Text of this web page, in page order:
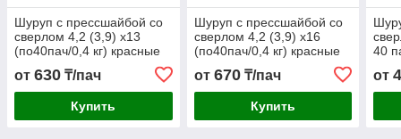
Шуруп с прессшайбой со
сверлом 4,2 (3,9) х13
(по40пач/0,4 кг) красные
от 630 ₸/пач
Купить
Шуруп с прессшайбой со
сверлом 4,2 (3,9) х16
(по40пач/0,4 кг) красные
от 670₸/пач
Купить
40
от